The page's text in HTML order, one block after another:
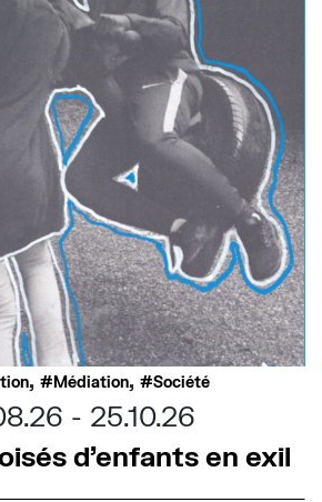
, Médiation, Société
25.10.26
d’enfants en exil